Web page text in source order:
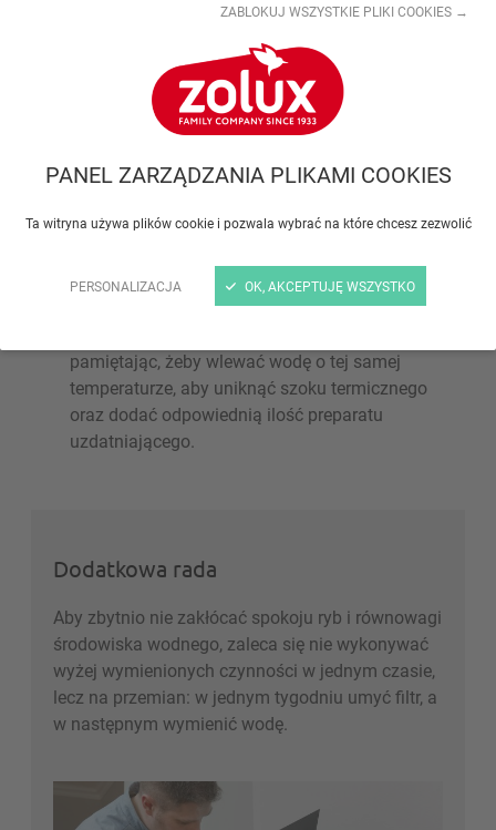
PANEL ZARZĄDZANIA PLIKAMI COOKIES
Ta witryna używa plików cookie i pozwala wybrać na które chcesz zezwolić
PERSONALIZACJA
ZABLOKUJ WSZYSTKIE PLIKI COOKIES →
OK, AKCEPTUJĘ WSZYSTKO
Utrzymanie akwarium jest względnie proste i nie
Kiedy na ściankach akwarium umieszczonego w
jasnym pomieszczeniu lub na dekorach pojawią
zastosować czyścik magnetyczny (bardzo
umyć pod bieżącą wodą, a wkład węglowy
wymieniać co drugie mycie.
pamiętając, żeby wlewać wodę o tej samej
temperaturze, aby uniknąć szoku termicznego
oraz dodać odpowiednią ilość preparatu
uzdatniającego.
Dodatkowa rada
Aby zbytnio nie zakłócać spokoju ryb i równowagi
środowiska wodnego, zaleca się nie wykonywać
wyżej wymienionych czynności w jednym czasie,
lecz na przemian: w jednym tygodniu umyć filtr, a
w następnym wymienić wodę.